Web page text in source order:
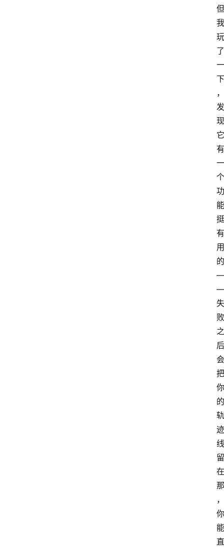
但
我
玩
了
一
下
，
发
现
它
有
一
个
功
能
挺
有
用
的
—
—
失
败
之
后
会
把
你
的
轨
迹
线
留
在
那
，
你
能
直